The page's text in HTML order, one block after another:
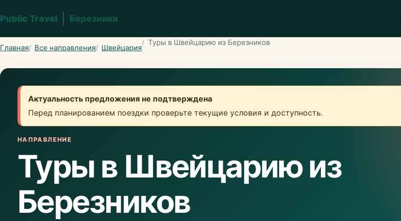
Public Travel Березники
Главная Все направления Швейцария
Туры в Швейцарию из Березников
Актуальность предложения не подтверждена
Перед планированием поездки проверьте текущие условия и доступность.
НАПРАВЛЕНИЕ
Туры в Швейцарию из
Березников